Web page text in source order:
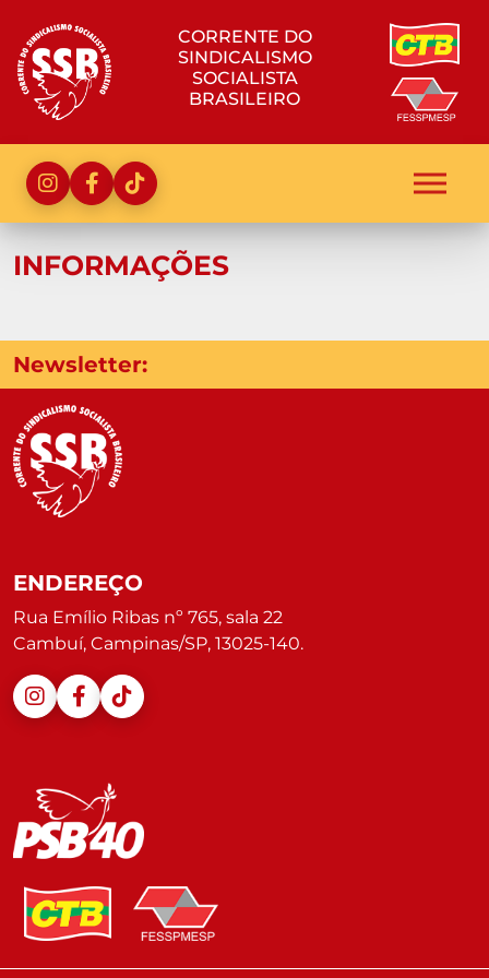
CORRENTE DO
SINDICALISMO
SOCIALISTA
BRASILEIRO
INFORMAÇÕES
Newsletter:
ENDEREÇO
Rua Emílio Ribas nº 765, sala 22
Cambuí, Campinas/SP, 13025-140.